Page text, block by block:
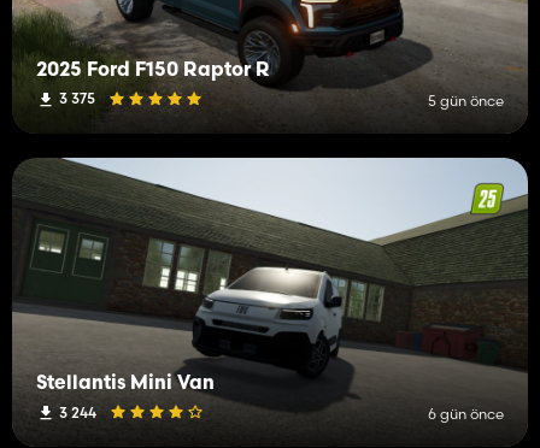
2025 Ford F150 Raptor R
3 375 5 gün önce
Stellantis Mini Van
3 244 6 gün önce